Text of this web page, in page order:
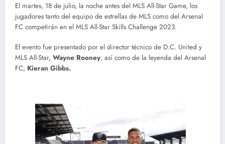
El martes, 18 de julio, la noche antes del MLS All-Star Game, los
jugadores tanto del equipo de estrellas de MLS como del Arsenal
FC competirán en el MLS All-Star Skills Challenge 2023.
El evento fue presentado por el director técnico de D.C. United y
MLS All-Star, Wayne Rooney, así como de la leyenda del Arsenal
FC, Kieran Gibbs.